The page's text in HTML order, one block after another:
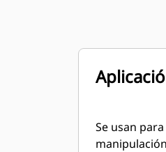
Se usan